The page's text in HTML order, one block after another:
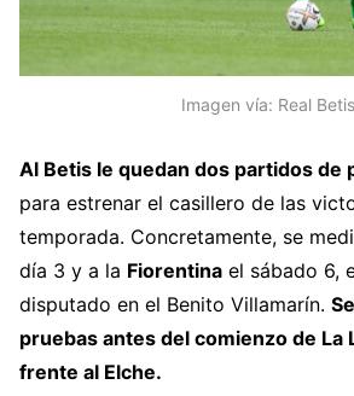
Imagen vía: Real
Al Betis le quedan dos partidos de
para estrenar el casillero de las
temporada. Concretamente, se
día 3 y a la Fiorentina el sábado 6,
disputado en el Benito Villamarín.
pruebas antes del comienzo de La
frente al Elche.